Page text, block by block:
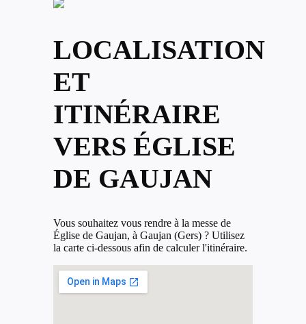
LOCALISATION
ET
ITINÉRAIRE
VERS ÉGLISE
DE GAUJAN
Vous souhaitez vous rendre à la messe de
Église de Gaujan, à Gaujan (Gers) ? Utilisez
la carte ci-dessous afin de calculer l'itinéraire.